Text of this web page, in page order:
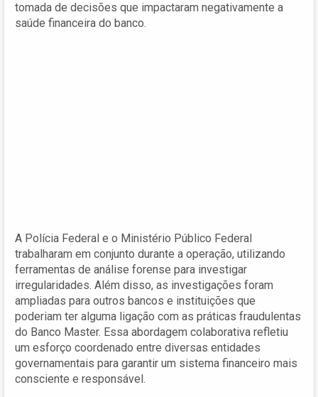
tomada de decisões que impactaram negativamente a
saúde financeira do banco.
A Polícia Federal e o Ministério Público Federal
trabalharam em conjunto durante a operação, utilizando
ferramentas de análise forense para investigar
irregularidades. Além disso, as investigações foram
ampliadas para outros bancos e instituições que
poderiam ter alguma ligação com as práticas fraudulentas
do Banco Master. Essa abordagem colaborativa refletiu
um esforço coordenado entre diversas entidades
governamentais para garantir um sistema financeiro mais
consciente e responsável.